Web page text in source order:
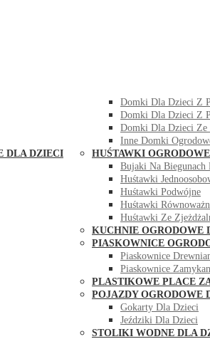
DLA DZIECI
Domki Dla Dzieci Z
Domki Dla Dzieci Z
Domki Dla Dzieci Ze
Inne Domki
HUŚTAWKI
Bujaki Na Biegunach
Huśtawki
Huśtawki Podwójne
Huśtawki
Huśtawki Ze
KUCHNIE OGRODOWE
PIASKOWNICE
Piaskownice
Piaskownice
PLASTIKOWE PLACE
POJAZDY OGRODOWE
Gokarty Dla Dzieci
Jeździki Dla Dzieci
STOLIKI WODNE DLA